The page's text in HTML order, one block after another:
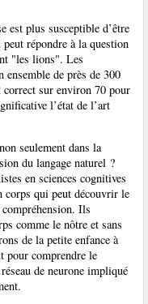
est plus susceptible d’être
répondre à la question
"les lions". Les
de près de 300
correct sur environ 70 pour
l’état de l’art
seulement dans la
du langage naturel ?
en sciences cognitives
qui peut découvrir le
Ils
comme le nôtre et sans
de la petite enfance à
pour comprendre le
de neurone impliqué